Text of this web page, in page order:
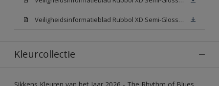
Veiligheidsinformatieblad Rubbol XD Semi-Gloss N00 (MSDS)
Kleurcollectie